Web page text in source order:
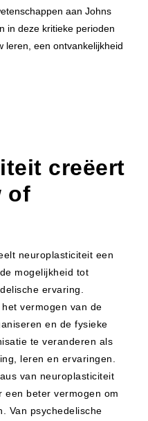
aan Johns
in deze kritieke perioden
leren, een ontvankelijkheid
creëert
of
neuroplasticiteit een
mogelijkheid tot
ervaring.
vermogen van de
en de fysieke
te veranderen als
leren en ervaringen.
van neuroplasticiteit
een beter vermogen om
Van psychedelische